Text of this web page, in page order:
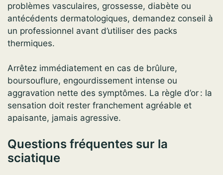
problèmes vasculaires, grossesse, diabète ou
antécédents dermatologiques, demandez conseil à
un professionnel avant d’utiliser des packs
thermiques.
Arrêtez immédiatement en cas de brûlure,
boursouflure, engourdissement intense ou
aggravation nette des symptômes. La règle d’or : la
sensation doit rester franchement agréable et
apaisante, jamais agressive.
Questions fréquentes sur la
sciatique